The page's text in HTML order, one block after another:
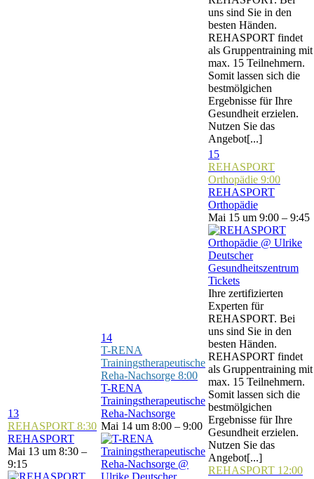
uns sind Sie in den
besten Händen.
REHASPORT findet
als Gruppentraining mit
max. 15 Teilnehmern.
Somit lassen sich die
bestmölgichen
Ergebnisse für Ihre
Gesundheit erzielen.
Nutzen Sie das
Angebot[...]
13
REHASPORT 8:30
REHASPORT
Mai 13 um 8:30 –
9:15
14
T-RENA
Trainingstherapeutische
Reha-Nachsorge 8:00
T-RENA
Trainingstherapeutische
Reha-Nachsorge
Mai 14 um 8:00 – 9:00
15
REHASPORT
Orthopädie 9:00
REHASPORT
Orthopädie
Mai 15 um 9:00 – 9:45
Tickets
Ihre zertifizierten
Experten für
REHASPORT. Bei
uns sind Sie in den
besten Händen.
REHASPORT findet
als Gruppentraining mit
max. 15 Teilnehmern.
Somit lassen sich die
bestmölgichen
Ergebnisse für Ihre
Gesundheit erzielen.
Nutzen Sie das
Angebot[...]
REHASPORT 12:00